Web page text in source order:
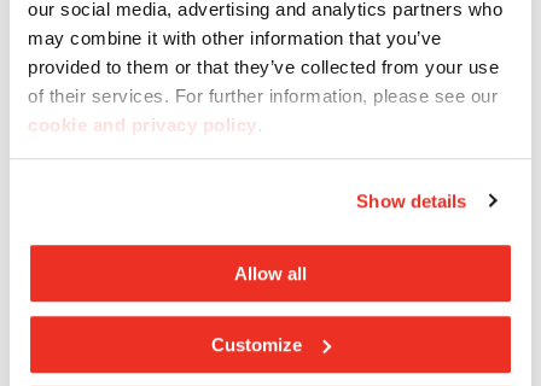
our social media, advertising and analytics partners who
may combine it with other information that you’ve
provided to them or that they’ve collected from your use
of their services. For further information, please see our
cookie and privacy policy.
Show details
Allow all
Customize